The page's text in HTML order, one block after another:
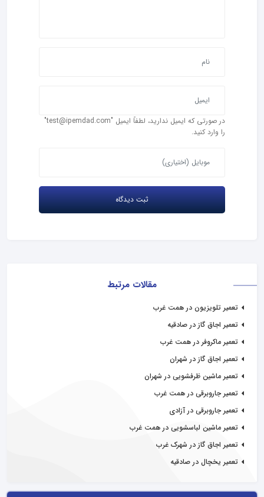
مقالات مرتبط
تعمیر تلویزیون در همت غرب
تعمیر اجاق گاز در صادقیه
تعمیر ماکروفر در همت غرب
تعمیر اجاق گاز در شهران
تعمیر ماشین ظرفشویی در شهران
تعمیر جاروبرقی در همت غرب
تعمیر جاروبرقی در آزادی
تعمیر ماشین لباسشویی در همت غرب
تعمیر اجاق گاز در شهرک غرب
تعمیر یخچال در صادقیه
در صورتی که ایمیل ندارید، لطفاً ایمیل "test@ipemdad.com"
را وارد کنید.